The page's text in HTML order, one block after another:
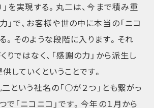
」を実現する。丸二は、今まで積み重
」で、お客様や世の中に本当の「ニコ
。そのような段階に入ります。それ
りではなく、「感謝の力」から派生し
していくということです。
二という社名の「○が２つ」とも繋がっ
で「ニコニコ」です。今年の１月から